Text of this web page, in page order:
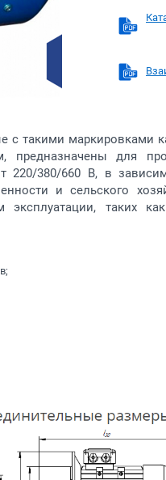
с такими
для
220/380/660 В, в
и сельского
таких